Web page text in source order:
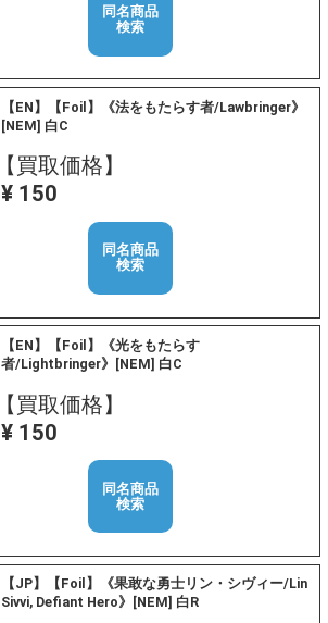
同名商品
検索
【EN】【Foil】《法をもたらす者/Lawbringer》
[NEM] 白C
【買取価格】
¥ 150
同名商品
検索
【EN】【Foil】《光をもたらす
者/Lightbringer》[NEM] 白C
【買取価格】
¥ 150
同名商品
検索
【JP】【Foil】《果敢な勇士リン・シヴィー/Lin
Sivvi, Defiant Hero》[NEM] 白R